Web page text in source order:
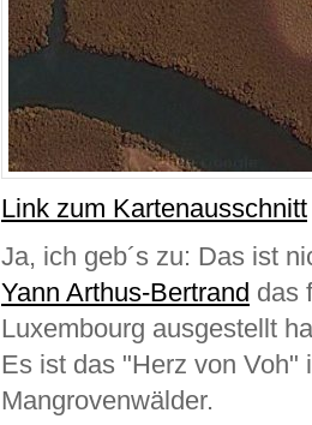
Link zum Kartenausschnitt
Ja, ich geb´s zu: Das ist
Yann Arthus-Bertrand das
Luxembourg ausgestellt
Es ist das "Herz von Voh"
Mangrovenwälder.